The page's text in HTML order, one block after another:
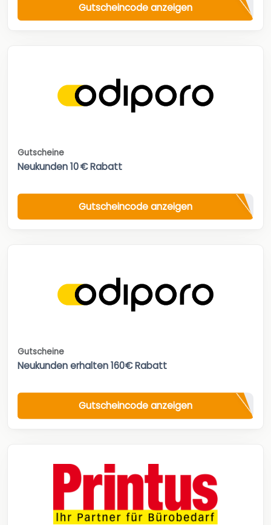
Gutscheincode anzeigen
Gutscheine
Neukunden 10 € Rabatt
Gutscheincode anzeigen
Gutscheine
Neukunden erhalten 160€ Rabatt
Gutscheincode anzeigen